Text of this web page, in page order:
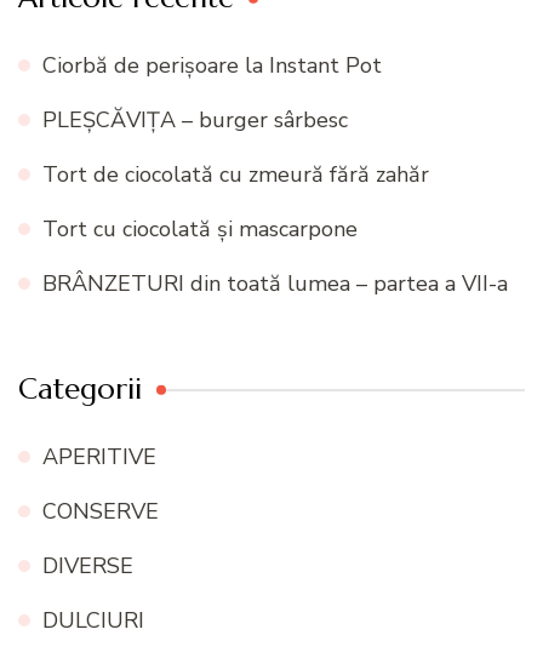
Ciorbă de perișoare la Instant Pot
PLEȘCĂVIȚA – burger sârbesc
Tort de ciocolată cu zmeură fără zahăr
Tort cu ciocolată și mascarpone
BRÂNZETURI din toată lumea – partea a VII-a
Categorii
APERITIVE
CONSERVE
DIVERSE
DULCIURI